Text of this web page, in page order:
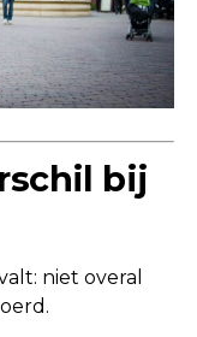
bij
niet overal